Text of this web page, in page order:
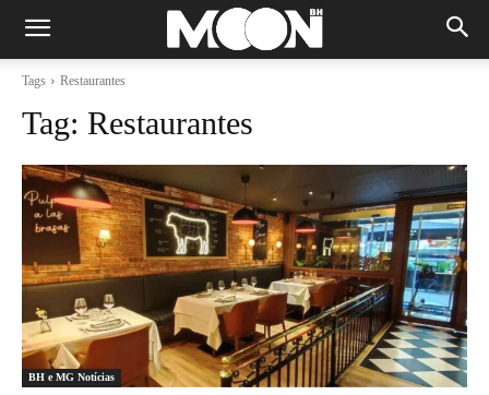
Tags Restaurantes
Tag: Restaurantes
BH e MG Notícias